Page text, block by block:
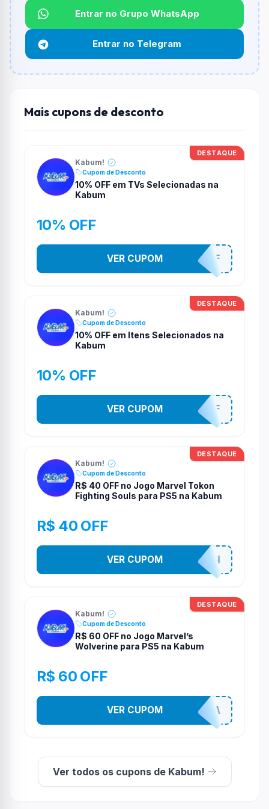
Qual é o desconto máximo?
Não informado ou sem limite.
Funciona em qualquer produto?
Não necessariamente. Depende de itens participantes
e alguns vendedores ou produtos especificos podem
Entrar no Grupo WhatsApp
Entrar no Telegram
Mais cupons de desconto
DESTAQUE
Kabum!
Cupom de Desconto
10% OFF em TVs Selecionadas na
Kabum
10% OFF
TV10OFF
VER CUPOM
DESTAQUE
Kabum!
Cupom de Desconto
10% OFF em Itens Selecionados na
Kabum
10% OFF
10OFF
VER CUPOM
DESTAQUE
Kabum!
Cupom de Desconto
R$ 40 OFF no Jogo Marvel Tokon
Fighting Souls para PS5 na Kabum
R$ 40 OFF
MARVELTOKON
VER CUPOM
DESTAQUE
Kabum!
Cupom de Desconto
R$ 60 OFF no Jogo Marvel’s
Wolverine para PS5 na Kabum
R$ 60 OFF
COMPRAJA
VER CUPOM
Ver todos os cupons de Kabum!